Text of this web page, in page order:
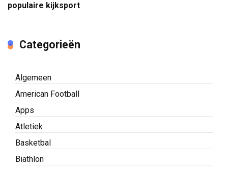
populaire kijksport
Categorieën
Algemeen
American Football
Apps
Atletiek
Basketbal
Biathlon